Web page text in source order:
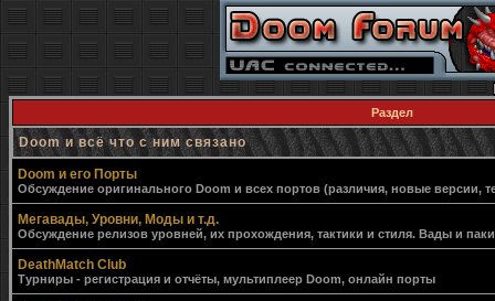
Раздел
Doom и всё что с ним связано
Doom и его Порты
Обсуждение оригинального Doom и всех портов (различия, новые версии,
Мегавады, Уровни, Моды и т.д.
Обсуждение релизов уровней, их прохождения, тактики и стиля. Вады и
DeathMatch Club
Турниры - регистрация и отчёты, мультиплеер Doom, онлайн порты